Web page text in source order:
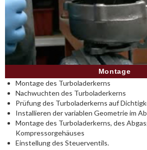
Montage
Montage des Turboladerkerns
Nachwuchten des Turboladerkerns
Prüfung des Turboladerkerns auf
Installieren der variablen Geometrie im
Montage des Turboladerkerns, des
Kompressorgehäuses
Einstellung des Steuerventils.